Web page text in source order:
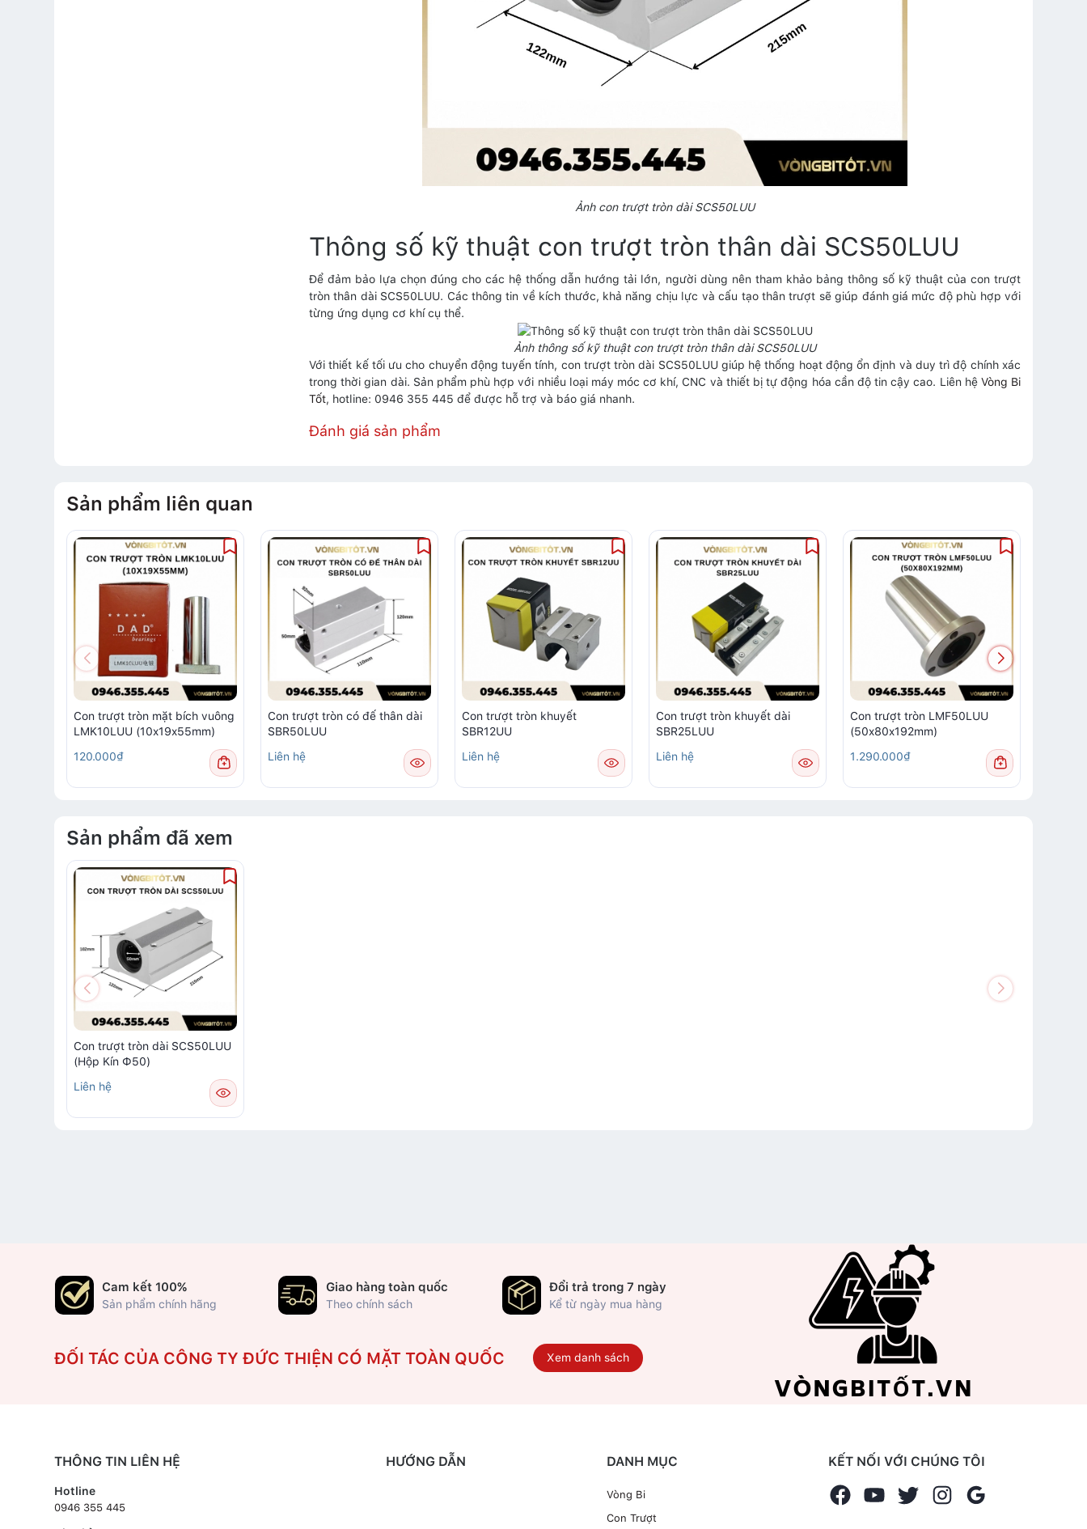
Ảnh con trượt tròn dài SCS50LUU
Thông số kỹ thuật con trượt tròn thân dài SCS50LUU
Để đảm bảo lựa chọn đúng cho các hệ thống dẫn hướng tải lớn, người dùng nên tham khảo bảng thông số kỹ thuật của con trượt
tròn thân dài SCS50LUU. Các thông tin về kích thước, khả năng chịu lực và cấu tạo thân trượt sẽ giúp đánh giá mức độ phù hợp với
từng ứng dụng cơ khí cụ thể.
Ảnh thông số kỹ thuật con trượt tròn thân dài SCS50LUU
Với thiết kế tối ưu cho chuyển động tuyến tính, con trượt tròn dài SCS50LUU giúp hệ thống hoạt động ổn định và duy trì độ chính xác
trong thời gian dài. Sản phẩm phù hợp với nhiều loại máy móc cơ khí, CNC và thiết bị tự động hóa cần độ tin cậy cao. Liên hệ Vòng Bi
Tốt, hotline: 0946 355 445 để được hỗ trợ và báo giá nhanh.
Đánh giá sản phẩm
Sản phẩm liên quan
Con trượt tròn mặt bích vuông
LMK10LUU (10x19x55mm)
120.000₫
Con trượt tròn có đế thân dài
SBR50LUU
Liên hệ
Con trượt tròn khuyết
SBR12UU
Liên hệ
Con trượt tròn khuyết dài
SBR25LUU
Liên hệ
Con trượt tròn LMF50LUU
(50x80x192mm)
1.290.000₫
Sản phẩm đã xem
Con trượt tròn dài SCS50LUU
(Hộp Kín Ф50)
Liên hệ
Cam kết 100%
Sản phẩm chính hãng
Giao hàng toàn quốc
Theo chính sách
Đổi trả trong 7 ngày
Kể từ ngày mua hàng
ĐỐI TÁC CỦA CÔNG TY ĐỨC THIỆN CÓ MẶT TOÀN QUỐC Xem danh sách
THÔNG TIN LIÊN HỆ
Hotline
0946 355 445
HƯỚNG DẪN DANH MỤC
Vòng Bi
Con Trượt
KẾT NỐI VỚI CHÚNG TÔI